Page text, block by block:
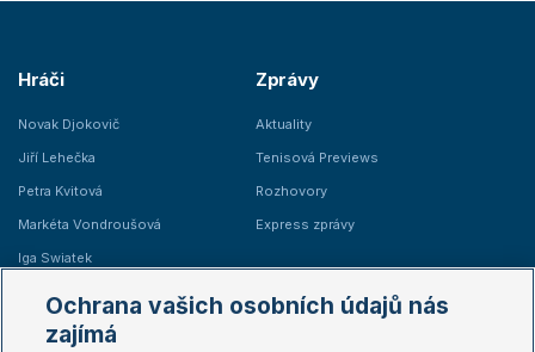
Hráči
Novak Djokovič
Jiří Lehečka
Petra Kvitová
Markéta Vondroušová
Iga Swiatek
Zprávy
Aktuality
Tenisová Previews
Rozhovory
Express zprávy
Žebříčky
Ochrana vašich osobních údajů nás
zajímá